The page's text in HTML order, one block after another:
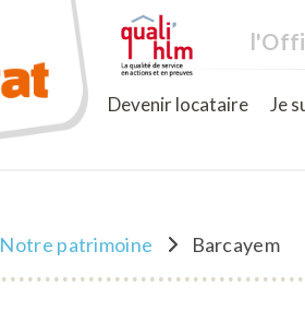
XLHabitat Devenir locataire Je
Notre patrimoine Barcayem